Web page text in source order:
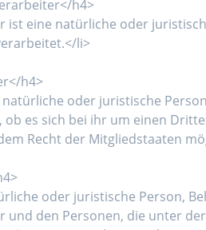
h4>
ist eine natürliche oder
li>
h4>
oder juristische
ob es sich bei ihr um einen
Recht der Mitgliedstaaten
oder juristische Person,
und den Personen, die unter